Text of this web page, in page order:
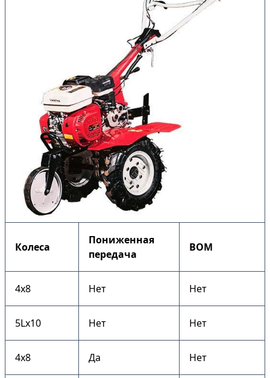
Колеса
Пониженная
передача
ВОМ
4х8 Нет Нет
5Lх10 Нет Нет
4х8 Да Нет